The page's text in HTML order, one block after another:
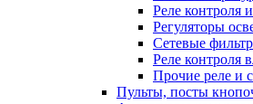
Реле контроля
Регуляторы
Сетевые
Реле контроля
Прочие реле и
Пульты, посты